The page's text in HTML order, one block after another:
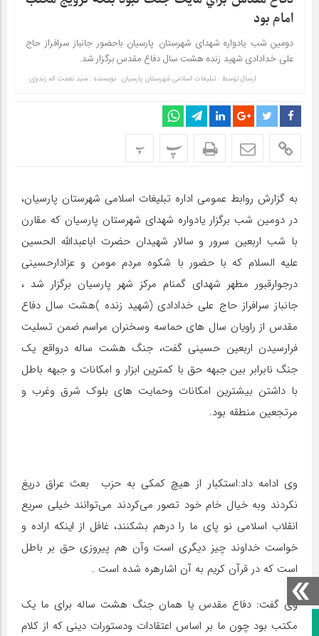
صفحه نخست
امام بود
دومین شب یادواره شهدای شهرستان پارسیان باحضور جانباز سرافراز حاج
علی خدادادی شهید زنده هشت سال دفاع مقدس برگزار شد.
ارسال توسط : تبلیغات اسلامی شهرستان پارسیان نویسنده : سید نعمت اله زندوی
پ پ
به گزارش روابط عمومی اداره تبلیغات اسلامی شهرستان پارسیان،
در دومین شب برگزار یادواره شهدای شهرستان پارسیان که مقارن
با شب اربعین سرور و سالار شهیدان حضرت اباعبدالله الحسین
علیه السلام که با حضور با شکوه مردم مومن و عزادارحسینی
درجوارقبور مطهر شهدای گمنام مرکز شهر پارسیان برگزار شد ،
جانباز سرافراز حاج علی خدادادی (شهید زنده )هشت سال دفاع
مقدس از راویان سال های حماسه وسخنران مراسم ضمن تسلیت
فرارسیدن اربعین حسینی گفت، جنگ هشت ساله درواقع یک
جنگ نابرابر بین جبهه حق با کمترین ابزار و امکانات و جبهه باطل
با داشتن بیشترین امکانات وحمایت های بلوک شرق وغرب و
مرتجعین منطقه بود.
وی ادامه داد:استکبار از هیچ کمکی به حزب‌ بعث عراق دریغ
نکردند وبه خیال خام خود تصور می‌کردند می‌توانند خیلی سریع
انقلاب اسلامی نو پای ما را درهم بشکنند، غافل از اینکه اراده و
خواست خداوند چیز دیگری است وآن هم پیروزی حق بر باطل
است که در قرآن کریم به آن اشارهره شده است .
وی گفت: دفاع مقدس یا همان جنگ هشت ساله برای ما یک
مکتب بود چون ما بر اساس اعتقادات ودستورات دینی که از کلام